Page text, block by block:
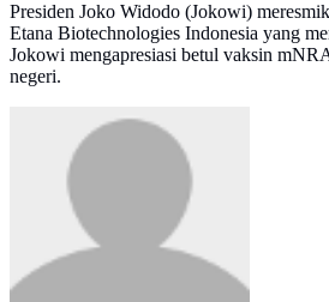
Presiden Joko Widodo (Jokowi)
Etana Biotechnologies Indonesia yang
Jokowi mengapresiasi betul vaksin
negeri.